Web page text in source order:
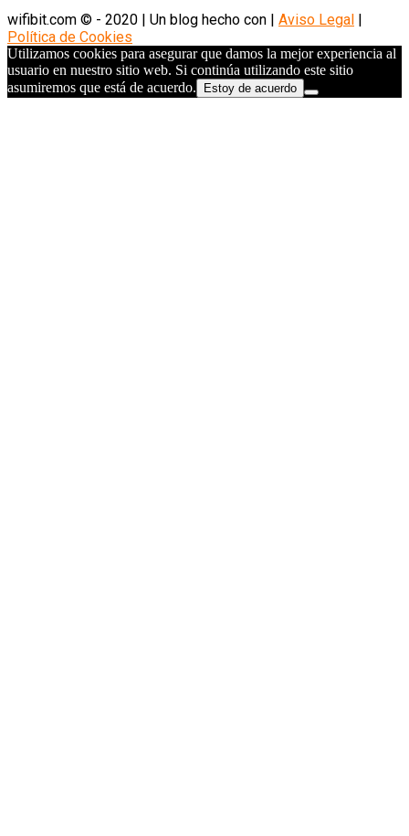
wifibit.com © - 2020 | Un blog hecho con
Aviso Legal
Política de Cookies
Utilizamos cookies para asegurar que damos la mejor experiencia al
usuario en nuestro sitio web. Si continúa utilizando este sitio
asumiremos que está de acuerdo.
Estoy de acuerdo